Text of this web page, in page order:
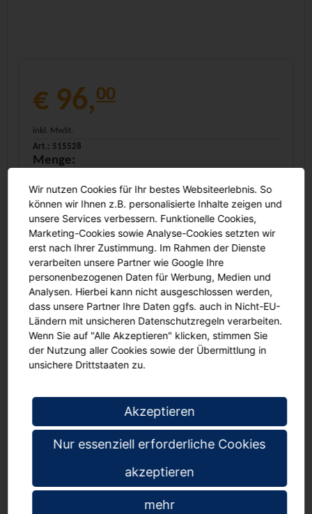
€ 96,00
inkl. MwSt.
Art.: 515528
Menge:
- +
In den Warenkorb
Angebot anfordern
Unser Service für Sie. Tepper Schulbedarf liefert:
an Schulen auf Rechnung
versandkostenfrei ab € 119, darunter Porto € 4,95
Wir nutzen Cookies für Ihr bestes Websiteerlebnis. So
können wir Ihnen z.B. personalisierte Inhalte zeigen und
unsere Services verbessern. Funktionelle Cookies,
Marketing-Cookies sowie Analyse-Cookies setzten wir
erst nach Ihrer Zustimmung. Im Rahmen der Dienste
verarbeiten unsere Partner wie Google Ihre
personenbezogenen Daten für Werbung, Medien und
Analysen. Hierbei kann nicht ausgeschlossen werden,
dass unsere Partner Ihre Daten ggfs. auch in Nicht-EU-
Ländern mit unsicheren Datenschutzregeln verarbeiten.
Wenn Sie auf "Alle Akzeptieren" klicken, stimmen Sie
der Nutzung aller Cookies sowie der Übermittlung in
unsichere Drittstaaten zu.
Akzeptieren
Nur essenziell erforderliche Cookies
akzeptieren
mehr